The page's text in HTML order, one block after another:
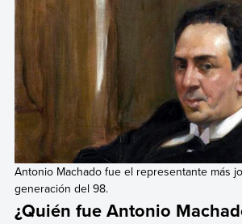
Antonio Machado fue el representante más
generación del 98.
¿Quién fue Antonio